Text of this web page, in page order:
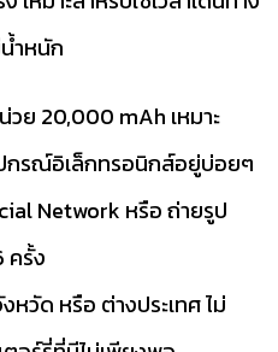
ำหนัก
วย 20,000 mAh เหมาะ
กรณ์อิเล็กทรอนิกส์อยู่บ่อยๆ
Network หรือ ถ่ายรูป
ครั้ง
หวัด หรือ ต่างประเทศ ไม่